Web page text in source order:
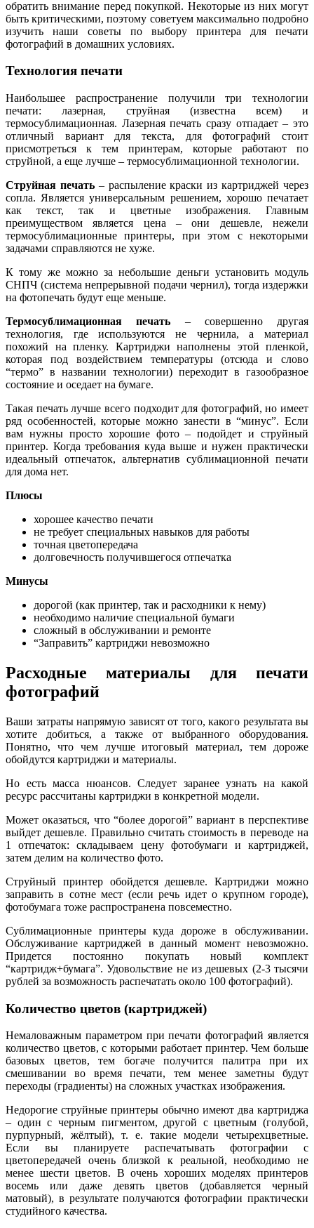
обратить внимание перед покупкой. Некоторые из них могут
быть критическими, поэтому советуем максимально подробно
изучить наши советы по выбору принтера для печати
фотографий в домашних условиях.
Технология печати
Наибольшее распространение получили три технологии
печати: лазерная, струйная (известна всем) и
термосублимационная. Лазерная печать сразу отпадает – это
отличный вариант для текста, для фотографий стоит
присмотреться к тем принтерам, которые работают по
струйной, а еще лучше – термосублимационной технологии.
Струйная печать – распыление краски из картриджей через
сопла. Является универсальным решением, хорошо печатает
как текст, так и цветные изображения. Главным
преимуществом является цена – они дешевле, нежели
термосублимационные принтеры, при этом с некоторыми
задачами справляются не хуже.
К тому же можно за небольшие деньги установить модуль
СНПЧ (система непрерывной подачи чернил), тогда издержки
на фотопечать будут еще меньше.
Термосублимационнаяпечать – совершенно другая
технология, где используются не чернила, а материал
похожий на пленку. Картриджи наполнены этой пленкой,
которая под воздействием температуры (отсюда и слово
“термо” в названии технологии) переходит в газообразное
состояние и оседает на бумаге.
Такая печать лучше всего подходит для фотографий, но имеет
ряд особенностей, которые можно занести в “минус”. Если
вам нужны просто хорошие фото – подойдет и струйный
принтер. Когда требования куда выше и нужен практически
идеальный отпечаток, альтернатив сублимационной печати
для дома нет.
Плюсы
хорошее качество печати
не требует специальных навыков для работы
точная цветопередача
долговечность получившегося отпечатка
Минусы
дорогой (как принтер, так и расходники к нему)
необходимо наличие специальной бумаги
сложный в обслуживании и ремонте
“Заправить” картриджи невозможно
Расходные материалы для печати
фотографий
Ваши затраты напрямую зависят от того, какого результата вы
хотите добиться, а также от выбранного оборудования.
Понятно, что чем лучше итоговый материал, тем дороже
обойдутся картриджи и материалы.
Но есть масса нюансов. Следует заранее узнать на какой
ресурс рассчитаны картриджи в конкретной модели.
Может оказаться, что “более дорогой” вариант в перспективе
выйдет дешевле. Правильно считать стоимость в переводе на
1 отпечаток: складываем цену фотобумаги и картриджей,
затем делим на количество фото.
Струйный принтер обойдется дешевле. Картриджи можно
заправить в сотне мест (если речь идет о крупном городе),
фотобумага тоже распространена повсеместно.
Сублимационные принтеры куда дороже в обслуживании.
Обслуживание картриджей в данный момент невозможно.
Придется постоянно покупать новый комплект
“картридж+бумага”. Удовольствие не из дешевых (2-3 тысячи
рублей за возможность распечатать около 100 фотографий).
Количество цветов (картриджей)
Немаловажным параметром при печати фотографий является
количество цветов, с которыми работает принтер. Чем больше
базовых цветов, тем богаче получится палитра при их
смешивании во время печати, тем менее заметны будут
переходы (градиенты) на сложных участках изображения.
Недорогие струйные принтеры обычно имеют два картриджа
– один с черным пигментом, другой с цветным (голубой,
пурпурный, жёлтый), т. е. такие модели четырехцветные.
Если вы планируете распечатывать фотографии с
цветопередачей очень близкой к реальной, необходимо не
менее шести цветов. В очень хороших моделях принтеров
восемь или даже девять цветов (добавляется черный
матовый), в результате получаются фотографии практически
студийного качества.